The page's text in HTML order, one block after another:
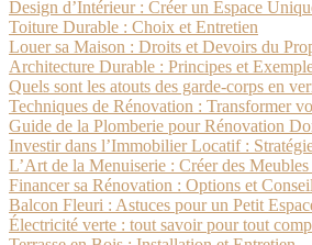
Design d’Intérieur : Créer un Espace
Toiture Durable : Choix et Entretien
Louer sa Maison : Droits et Devoirs du
Architecture Durable : Principes et
Quels sont les atouts des garde-corps en
Techniques de Rénovation : Transformer
Guide de la Plomberie pour Rénovation
Investir dans l’Immobilier Locatif :
L’Art de la Menuiserie : Créer des
Financer sa Rénovation : Options et
Balcon Fleuri : Astuces pour un Petit
Électricité verte : tout savoir pour tout